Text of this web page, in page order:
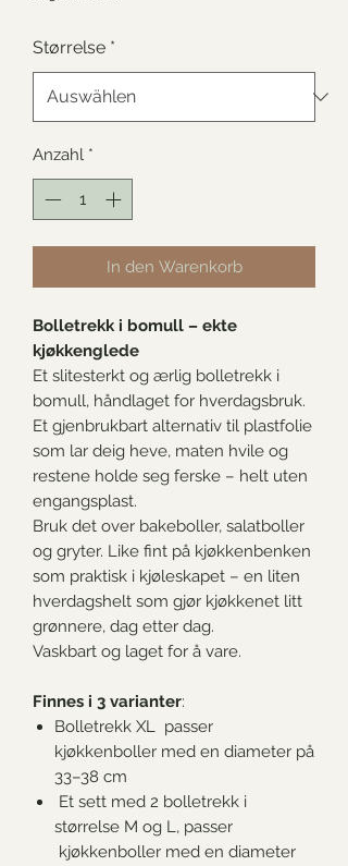
Størrelse *
Anzahl *
In den Warenkorb
Bolletrekk i bomull – ekte
kjøkkenglede
Et slitesterkt og ærlig bolletrekk i
bomull, håndlaget for hverdagsbruk.
Et gjenbrukbart alternativ til plastfolie
som lar deig heve, maten hvile og
restene holde seg ferske – helt uten
engangsplast.
Bruk det over bakeboller, salatboller
og gryter. Like fint på kjøkkenbenken
som praktisk i kjøleskapet – en liten
hverdagshelt som gjør kjøkkenet litt
grønnere, dag etter dag.
Vaskbart og laget for å vare.
Finnes i 3 varianter:
Bolletrekk XL passer
kjøkkenboller med en diameter på
33–38 cm
Et sett med 2 bolletrekk i
størrelse M og L, passer
kjøkkenboller med en diameter